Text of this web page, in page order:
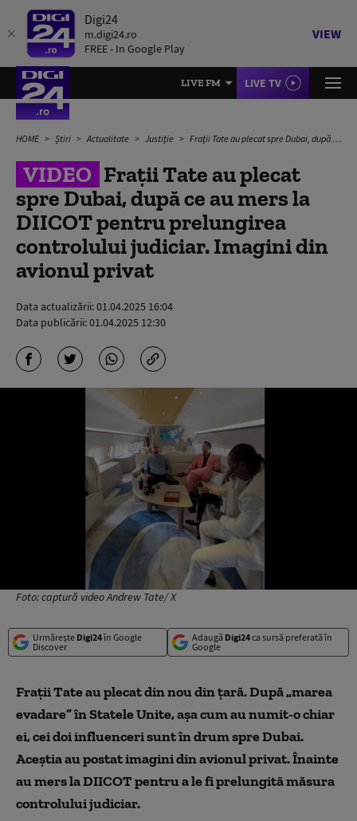
Digi24
m.digi24.ro
FREE - In Google Play
VIEW
LIVE FM LIVE TV
HOME Știri Actualitate Justiție Fraţii Tate au plecat spre Dubai, după ce au mers la DIICOT pentru prelungirea controlului judiciar. Imagini din avionul privat
VIDEO Fraţii Tate au plecat
spre Dubai, după ce au mers la
DIICOT pentru prelungirea
controlului judiciar. Imagini din
avionul privat
Data actualizării:01.04.2025 16:04
Data publicării:01.04.2025 12:30
Foto: captură video Andrew Tate/ X
Urmărește Digi24în Google
Discover
Adaugă Digi24ca sursă preferată în
Google
Frații Tate au plecat din nou din țară. După „marea
evadare” în Statele Unite, așa cum au numit-o chiar
ei, cei doi influenceri sunt în drum spre Dubai.
Aceștia au postat imagini din avionul privat. Înainte
au mers la DIICOT pentru a le fi prelungită măsura
controlului judiciar.